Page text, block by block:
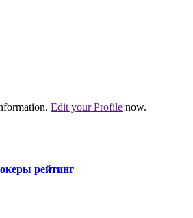
Edit your Profile now.
рейтинг